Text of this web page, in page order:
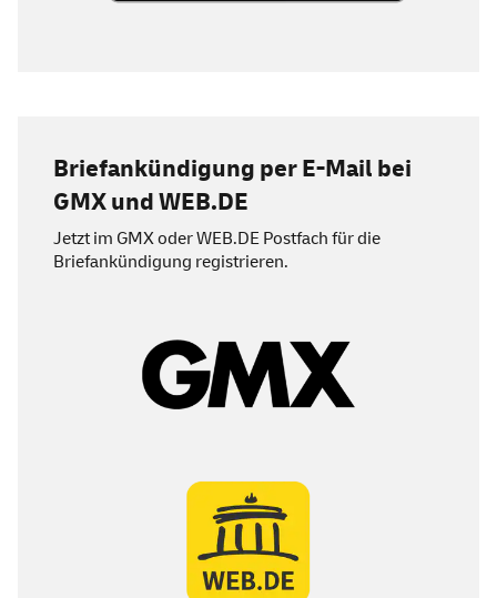
Briefankündigung per E-Mail bei
GMX undWEB.DE
Jetzt im GMX oderWEB.DE Postfach für die
Briefankündigung registrieren.